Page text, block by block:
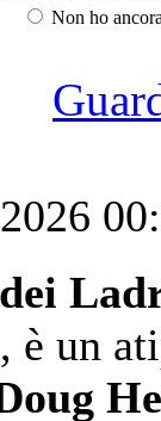
Non ho
, è un